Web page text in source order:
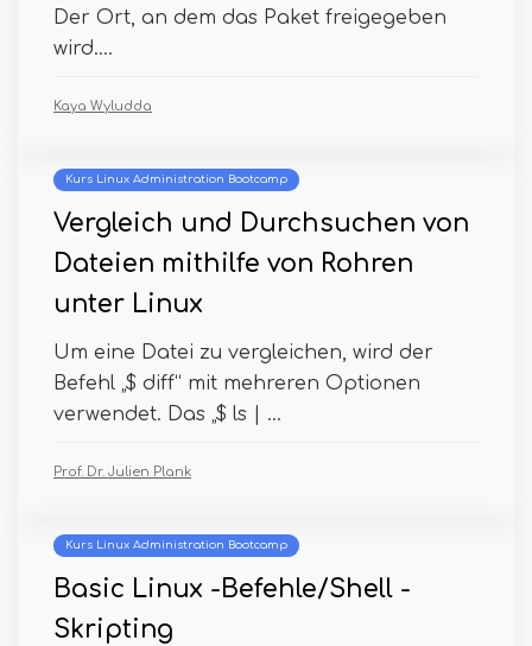
Der Ort, an dem das Paket freigegeben
wird....
Kaya Wyludda
Kurs Linux Administration Bootcamp
Vergleich und Durchsuchen von
Dateien mithilfe von Rohren
unter Linux
Um eine Datei zu vergleichen, wird der
Befehl „$ diff“ mit mehreren Optionen
verwendet. Das „$ ls | ...
Prof. Dr. Julien Plank
Kurs Linux Administration Bootcamp
Basic Linux -Befehle/Shell -
Skripting